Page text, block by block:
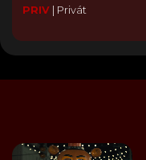
PRIV| Privát